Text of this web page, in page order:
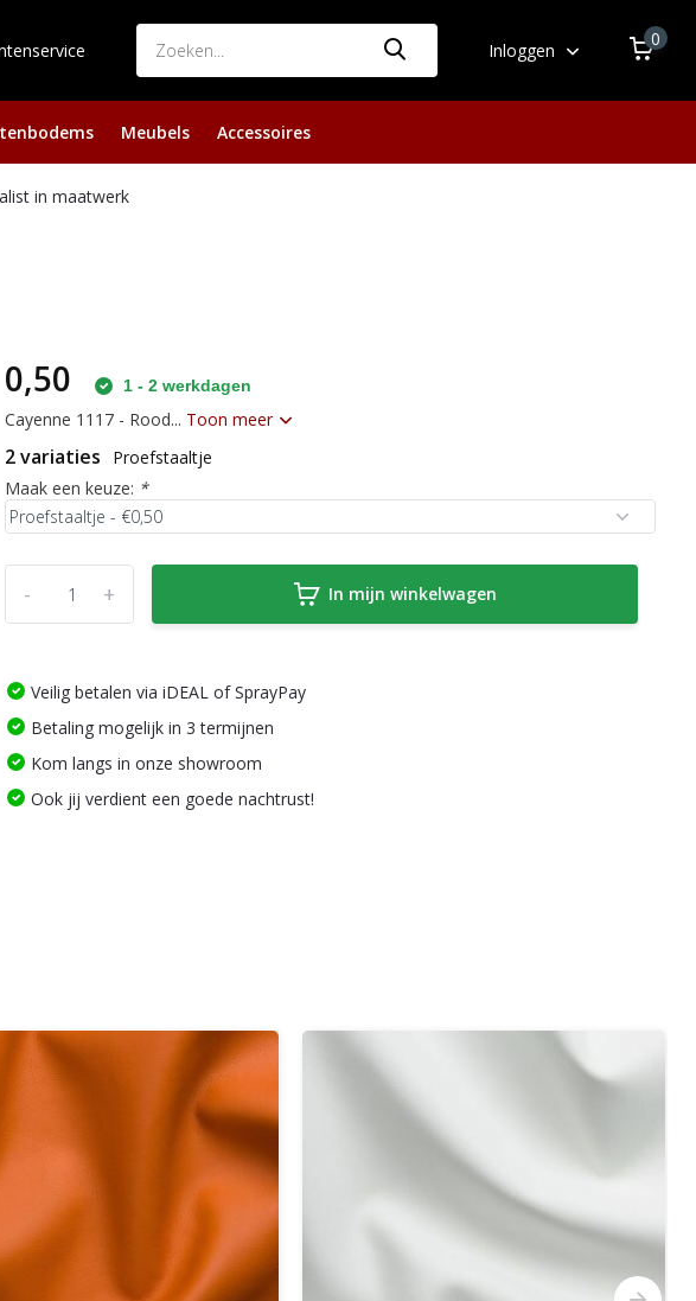
Inloggen
0
Meubels Accessoires
in maatwerk
0,50 1 - 2 werkdagen
Cayenne 1117 - Rood... Toon meer
2 variaties
Proefstaaltje
Maak een keuze: *
+
- In mijn winkelwagen
Veilig betalen via iDEAL of SprayPay
Betaling mogelijk in 3 termijnen
Kom langs in onze showroom
Ook jij verdient een goede nachtrust!